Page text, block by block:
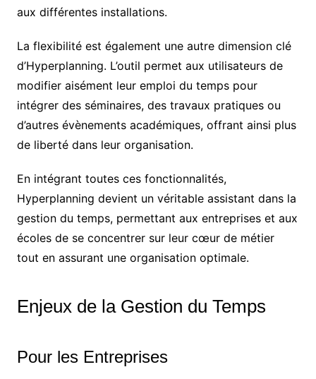
aux différentes installations.
La flexibilité est également une autre dimension clé
d’Hyperplanning. L’outil permet aux utilisateurs de
modifier aisément leur emploi du temps pour
intégrer des séminaires, des travaux pratiques ou
d’autres évènements académiques, offrant ainsi plus
de liberté dans leur organisation.
En intégrant toutes ces fonctionnalités,
Hyperplanning devient un véritable assistant dans la
gestion du temps, permettant aux entreprises et aux
écoles de se concentrer sur leur cœur de métier
tout en assurant une organisation optimale.
Enjeux de la Gestion du Temps
Pour les Entreprises